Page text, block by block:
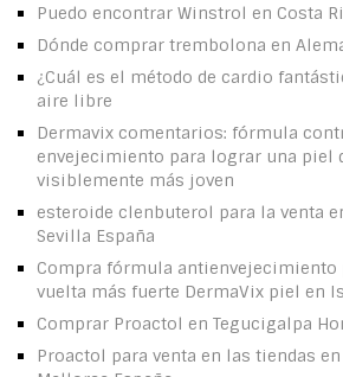
Puedo encontrar Winstrol en Costa
Dónde comprar trembolona en
¿Cuál es el método de cardio
aire libre
Dermavix comentarios: fórmula
envejecimiento para lograr una piel
visiblemente más joven
esteroide clenbuterol para la venta
Sevilla España
Compra fórmula antienvejecimiento
vuelta más fuerte DermaVix piel en
Comprar Proactol en Tegucigalpa
Proactol para venta en las tiendas